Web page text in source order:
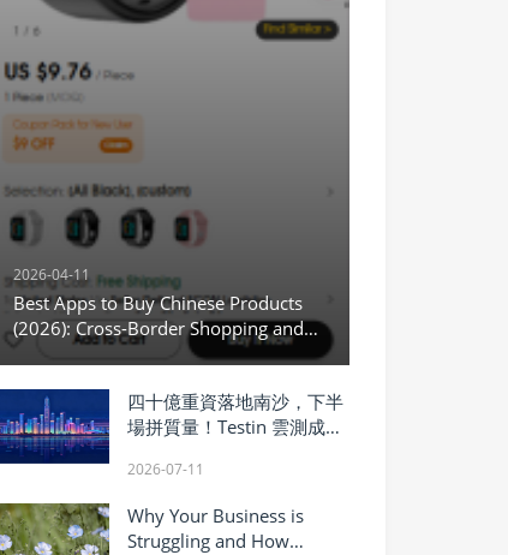
2026-04-11
Best Apps to Buy Chinese Products
(2026): Cross-Border Shopping and
四十億重資落地南沙，下半
場拼質量！Testin 雲測成灣
2026-07-11
Why Your Business is
Struggling and How